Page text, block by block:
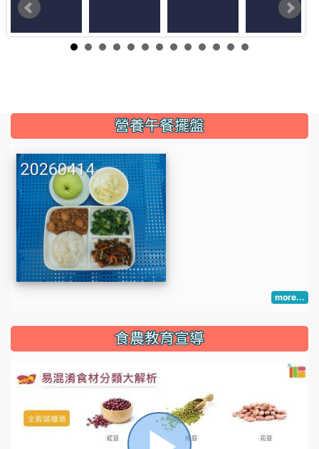
::: 營養午餐擺盤
more...
::: 食農教育宣導